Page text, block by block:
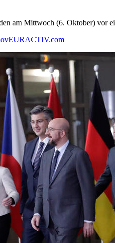
am Mittwoch (6. Oktober) vor
EURACTIV.com